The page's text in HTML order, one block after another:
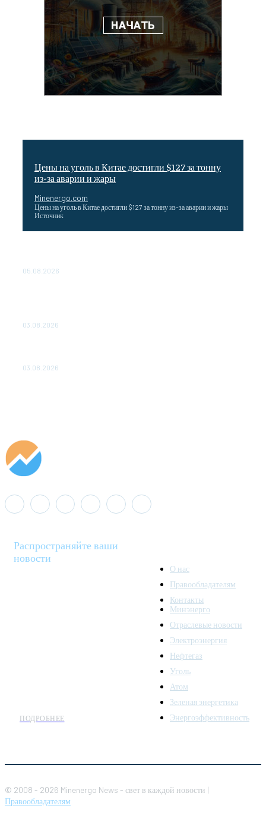
Цены на уголь в Китае достигли $127 за тонну
из-за аварии и жары
Minenergo.com
Цены на уголь в Китае достигли $127 за тонну из-за аварии и жары
Источник
05.08.2026
03.08.2026
03.08.2026
Распространяйте ваши
новости
ПОДРОБНЕЕ
О нас
Правообладателям
Контакты
Минэнерго
Отраслевые новости
Электроэнергия
Нефтегаз
Уголь
Атом
Зеленая энергетика
Энергоэффективность
© 2008 - 2026 Minenergo News - свет в каждой новости |
Правообладателям